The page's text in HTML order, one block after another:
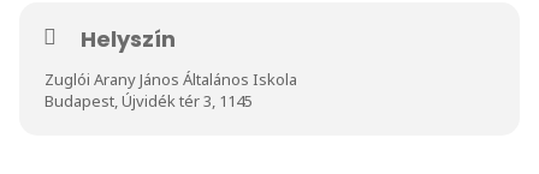
Helyszín
Zuglói Arany János Általános Iskola
Budapest, Újvidék tér 3, 1145